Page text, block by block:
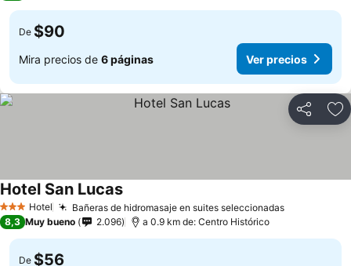
De $90
Mira precios de 6 páginas Ver precios
Compartir
3 Estrellas
Hotel Bañeras de hidromasaje en suites seleccionadas
Hotel San Lucas
8,3 Muy bueno 2.096 a 0.9 km de: Centro Histórico
De $56